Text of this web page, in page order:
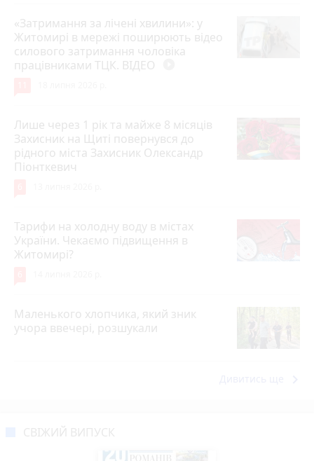
«Затримання за лічені хвилини»: у
Житомирі в мережі поширюють відео
силового затримання чоловіка
працівниками ТЦК. ВІДЕО
Лише через 1 рік та майже 8 місяців
Захисник на Щиті повернувся до
рідного міста Захисник Олександр
Піонткевич
Тарифи на холодну воду в містах
України. Чекаємо підвищення в
Житомирі?
Маленького хлопчика, який зник
учора ввечері, розшукали